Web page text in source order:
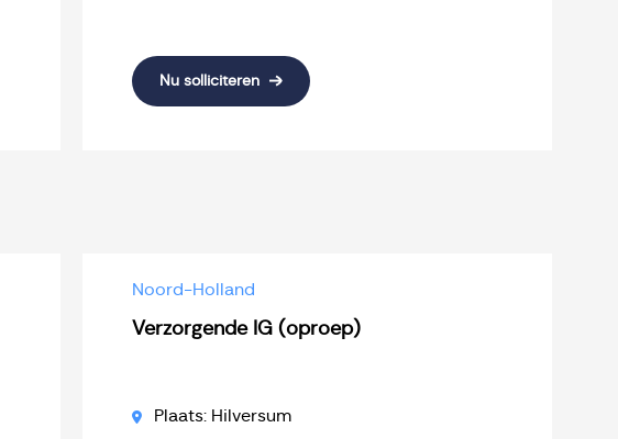
Nu solliciteren
Noord-Holland
Verzorgende IG (oproep)
Plaats: Hilversum